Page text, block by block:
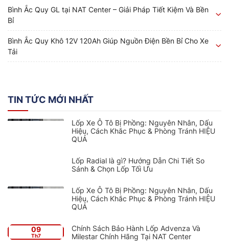
Bình Ắc Quy GL tại NAT Center – Giải Pháp Tiết Kiệm Và Bền
Bỉ
Bình Ắc Quy Khô 12V 120Ah Giúp Nguồn Điện Bền Bỉ Cho Xe
Tải
TIN TỨC MỚI NHẤT
Lốp Xe Ô Tô Bị Phồng: Nguyên Nhân, Dấu
Hiệu, Cách Khắc Phục & Phòng Tránh HIỆU
QUẢ
Lốp Radial là gì? Hướng Dẫn Chi Tiết So
Sánh & Chọn Lốp Tối Ưu
Lốp Xe Ô Tô Bị Phồng: Nguyên Nhân, Dấu
Hiệu, Cách Khắc Phục & Phòng Tránh HIỆU
QUẢ
09
Th7
Chính Sách Bảo Hành Lốp Advenza Và
Milestar Chính Hãng Tại NAT Center